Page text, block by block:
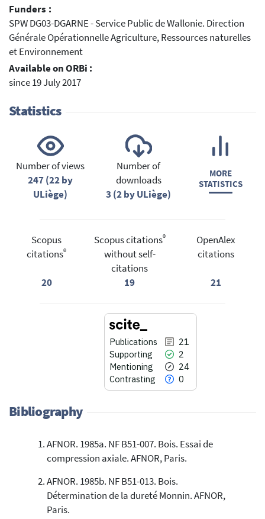
Funders :
SPW DG03-DGARNE - Service Public de Wallonie. Direction
Générale Opérationnelle Agriculture, Ressources naturelles
et Environnement
Available on ORBi :
since 19 July 2017
Statistics
Number of views
247 (22 by
ULiège)
Number of
downloads
3 (2 by ULiège)
MORE
STATISTICS
Scopus
citations®
20
Scopus citations®
without self-
citations
19
OpenAlex
citations
21
Publications
21
Supporting
2
Mentioning
24
Contrasting
0
21
2
24
0
Citing Publications
Supporting
Mentioning
Contrasting
Bibliography
AFNOR. 1985a. NF B51-007. Bois. Essai de
compression axiale. AFNOR, Paris.
AFNOR. 1985b. NF B51-013. Bois.
Détermination de la dureté Monnin. AFNOR,
Paris.